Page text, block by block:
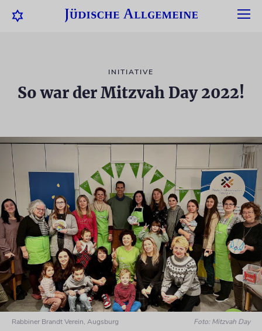
INITIATIVE
So war der Mitzvah Day 2022!
Rabbiner Brandt Verein, Augsburg Foto: Mitzvah Day